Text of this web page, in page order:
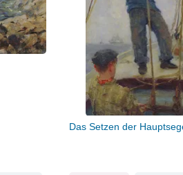
Das Setzen der